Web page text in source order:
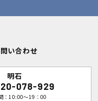
い合わせ
明石
078-929
：10:00～19：00